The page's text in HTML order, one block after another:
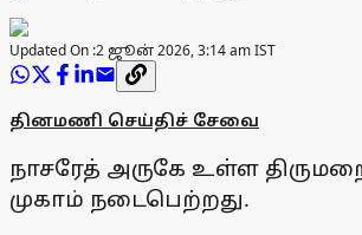
Updated On :2 ஜூன் 2026, 3:14 am IST
தினமணி செய்திச் சேவை
நாசரேத் அருகே உள்ள
முகாம் நடைபெற்றது.